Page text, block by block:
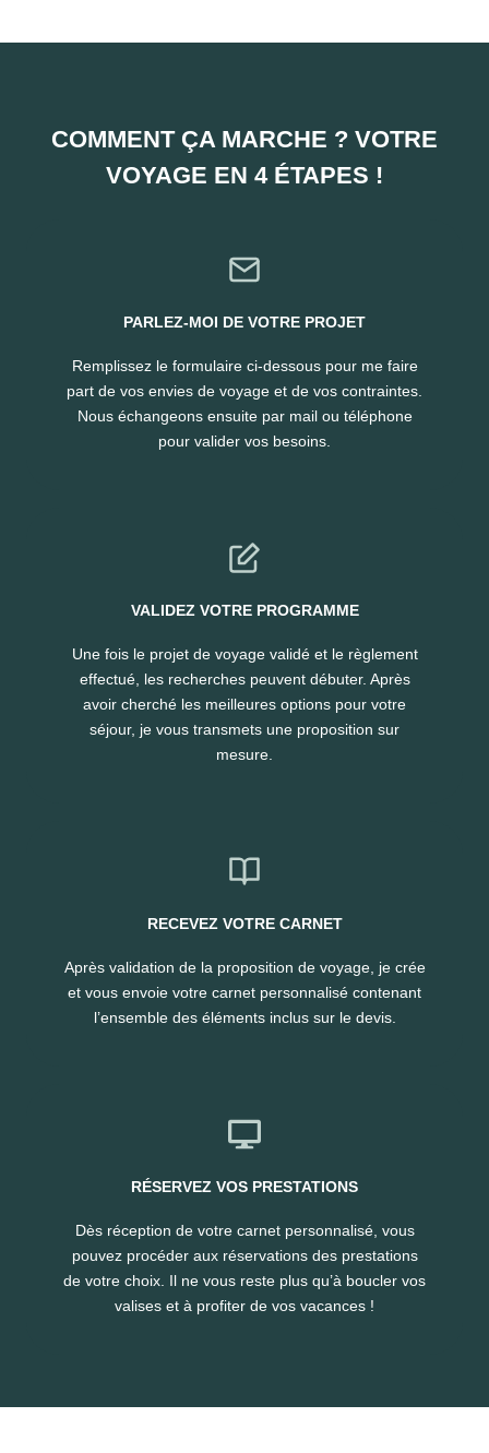
COMMENT ÇA MARCHE ? VOTRE
VOYAGE EN 4 ÉTAPES !
PARLEZ-MOI DE VOTRE PROJET
Remplissez le formulaire ci-dessous pour me faire
part de vos envies de voyage et de vos contraintes.
Nous échangeons ensuite par mail ou téléphone
pour valider vos besoins.
VALIDEZ VOTRE PROGRAMME
Une fois le projet de voyage validé et le règlement
effectué, les recherches peuvent débuter. Après
avoir cherché les meilleures options pour votre
séjour, je vous transmets une proposition sur
mesure.
RECEVEZ VOTRE CARNET
Après validation de la proposition de voyage, je crée
et vous envoie votre carnet personnalisé contenant
l’ensemble des éléments inclus sur le devis.
RÉSERVEZ VOS PRESTATIONS
Dès réception de votre carnet personnalisé, vous
pouvez procéder aux réservations des prestations
de votre choix. Il ne vous reste plus qu’à boucler vos
valises et à profiter de vos vacances !